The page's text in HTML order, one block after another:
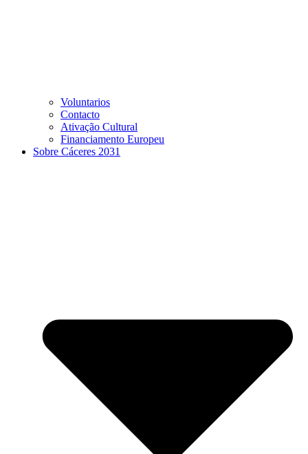
Voluntarios
Contacto
Ativação Cultural
Financiamento Europeu
Sobre Cáceres 2031